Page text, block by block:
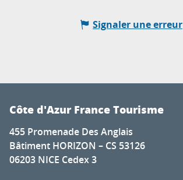
Signaler une erreur
Côte d'Azur France Tourisme
455 Promenade Des Anglais
Bâtiment HORIZON – CS 53126
06203 NICE Cedex 3